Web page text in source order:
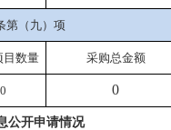
第（九）项
目数量 采购总金额
0 0
公开申请情况